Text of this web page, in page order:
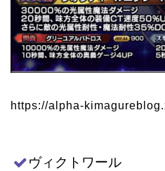
https://alpha-
ヴィクトワール